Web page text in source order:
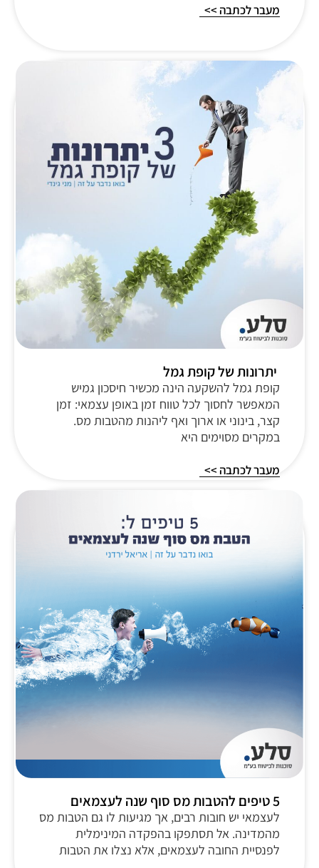
מעבר לכתבה >>
יתרונות של קופת גמל
קופת גמל להשקעה הינה מכשיר חיסכון גמיש
המאפשר לחסוך לכל טווח זמן באופן עצמאי: זמן
קצר, בינוני או ארוך ואף ליהנות מהטבות מס.
במקרים מסוימים היא
מעבר לכתבה >>
5 טיפים להטבות מס סוף שנה לעצמאים
לעצמאי יש חובות רבים, אך מגיעות לו גם הטבות מס
מהמדינה. אל תסתפקו בהפקדה המינימלית
לפנסיית החובה לעצמאים, אלא נצלו את הטבות